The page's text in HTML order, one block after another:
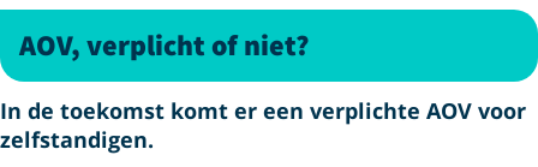
AOV, verplicht of niet?
In de toekomst komt er een verplichte AOV voor
zelfstandigen.